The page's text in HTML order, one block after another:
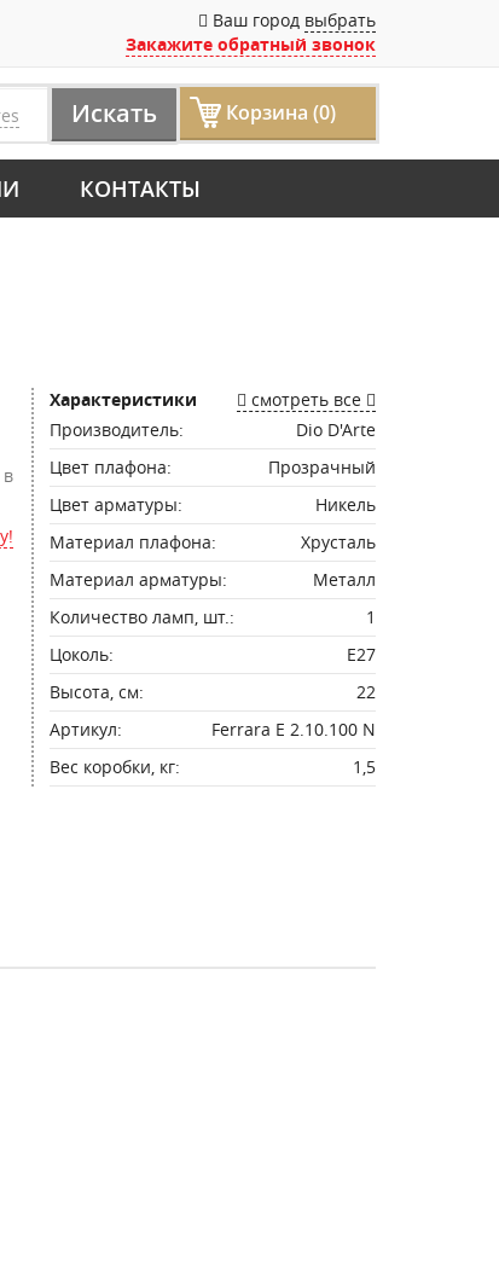
Ваш город выбрать
Закажите обратный звонок
Искать Корзина (0)
КОНТАКТЫ
Характеристики
смотреть все
Производитель:
Dio D'Arte
Цвет плафона:
Прозрачный
Цвет арматуры:
Никель
Материал плафона:
Хрусталь
Материал арматуры:
Металл
Количество ламп, шт.:
1
Цоколь:
E27
Высота, см:
22
Артикул:
Ferrara E 2.10.100 N
Вес коробки, кг:
1,5